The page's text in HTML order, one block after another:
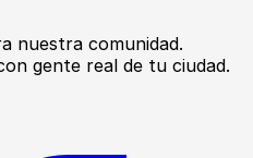
nuestra comunidad.
gente real de tu ciudad.